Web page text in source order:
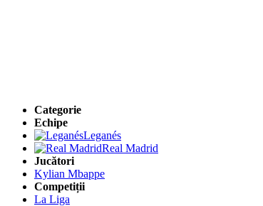
Categorie
Echipe
Leganés
Real Madrid
Jucători
Kylian Mbappe
Competiții
La Liga